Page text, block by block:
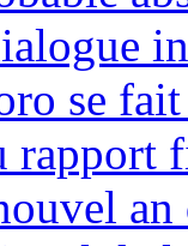
se
rapport